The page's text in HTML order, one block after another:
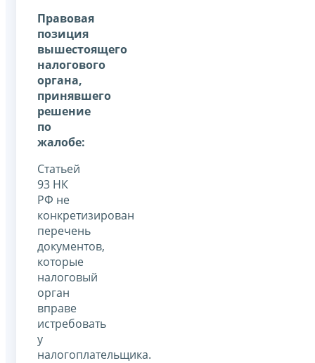
Правовая
позиция
вышестоящего
налогового
органа,
принявшего
решение
по
жалобе:
Статьей
93 НК
РФ не
конкретизирован
перечень
документов,
которые
налоговый
орган
вправе
истребовать
у
налогоплательщика.